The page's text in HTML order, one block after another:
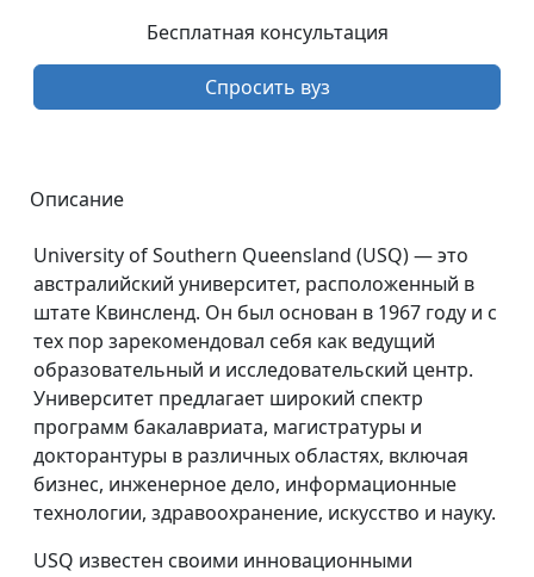
Бесплатная консультация
Спросить вуз
Описание
University of Southern Queensland (USQ) — это
австралийский университет, расположенный в
штате Квинсленд. Он был основан в 1967 году и с
тех пор зарекомендовал себя как ведущий
образовательный и исследовательский центр.
Университет предлагает широкий спектр
программ бакалавриата, магистратуры и
докторантуры в различных областях, включая
бизнес, инженерное дело, информационные
технологии, здравоохранение, искусство и науку.
USQ известен своими инновационными